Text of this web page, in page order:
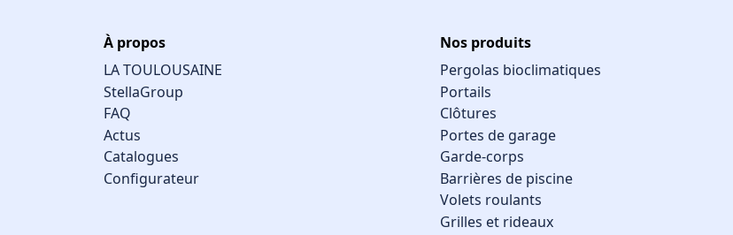
À propos
LA TOULOUSAINE
StellaGroup
FAQ
Actus
Catalogues
Configurateur
Nos produits
Pergolas bioclimatiques
Portails
Clôtures
Portes de garage
Garde-corps
Barrières de piscine
Volets roulants
Grilles et rideaux